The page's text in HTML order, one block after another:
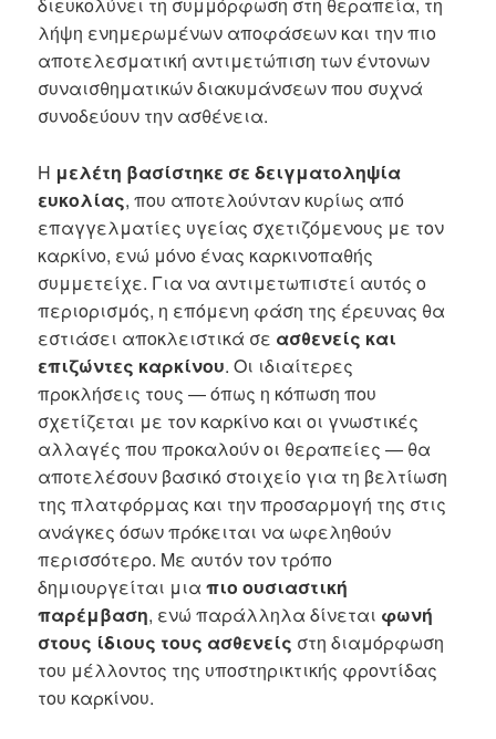
λήψη ενημερωμένων αποφάσεων και την πιο
αποτελεσματική αντιμετώπιση των έντονων
συναισθηματικών διακυμάνσεων που συχνά
συνοδεύουν την ασθένεια.
Η μελέτη βασίστηκε σε δειγματοληψία
ευκολίας, που αποτελούνταν κυρίως από
επαγγελματίες υγείας σχετιζόμενους με τον
καρκίνο, ενώ μόνο ένας καρκινοπαθής
συμμετείχε. Για να αντιμετωπιστεί αυτός ο
περιορισμός, η επόμενη φάση της έρευνας θα
εστιάσει αποκλειστικά σε ασθενείς και
επιζώντες καρκίνου. Οι ιδιαίτερες
προκλήσεις τους — όπως η κόπωση που
σχετίζεται με τον καρκίνο και οι γνωστικές
αλλαγές που προκαλούν οι θεραπείες — θα
αποτελέσουν βασικό στοιχείο για τη βελτίωση
της πλατφόρμας και την προσαρμογή της στις
ανάγκες όσων πρόκειται να ωφεληθούν
περισσότερο. Με αυτόν τον τρόπο
δημιουργείται μιαπιο ουσιαστική
παρέμβαση, ενώ παράλληλα δίνεται φωνή
στους ίδιους τους ασθενείς στη διαμόρφωση
του μέλλοντος της υποστηρικτικής φροντίδας
του καρκίνου.